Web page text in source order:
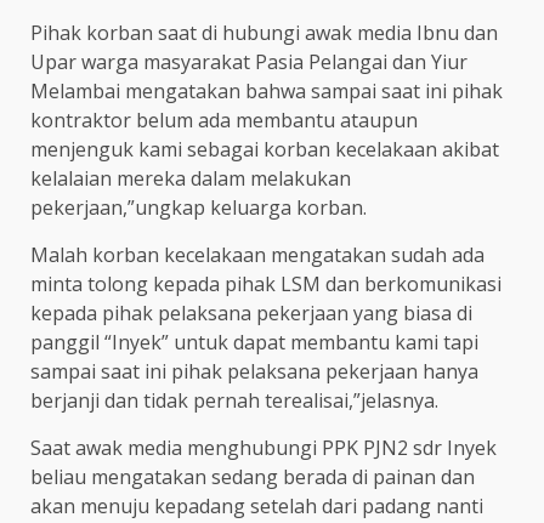
Pihak korban saat di hubungi awak media Ibnu dan
Upar warga masyarakat Pasia Pelangai dan Yiur
Melambai mengatakan bahwa sampai saat ini pihak
kontraktor belum ada membantu ataupun
menjenguk kami sebagai korban kecelakaan akibat
kelalaian mereka dalam melakukan
pekerjaan,”ungkap keluarga korban.
Malah korban kecelakaan mengatakan sudah ada
minta tolong kepada pihak LSM dan berkomunikasi
kepada pihak pelaksana pekerjaan yang biasa di
panggil “Inyek” untuk dapat membantu kami tapi
sampai saat ini pihak pelaksana pekerjaan hanya
berjanji dan tidak pernah terealisai,”jelasnya.
Saat awak media menghubungi PPK PJN2 sdr Inyek
beliau mengatakan sedang berada di painan dan
akan menuju kepadang setelah dari padang nanti